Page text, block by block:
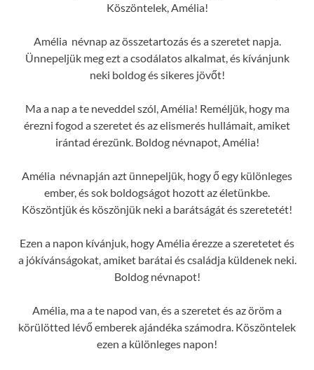
Köszöntelek, Amélia!
Amélia névnap az összetartozás és a szeretet napja.
Ünnepeljük meg ezt a csodálatos alkalmat, és kívánjunk
neki boldog és sikeres jövőt!
Ma a nap a te neveddel szól, Amélia! Reméljük, hogy ma
érezni fogod a szeretet és az elismerés hullámait, amiket
irántad érezünk. Boldog névnapot, Amélia!
Amélia névnapján azt ünnepeljük, hogy ő egy különleges
ember, és sok boldogságot hozott az életünkbe.
Köszöntjük és köszönjük neki a barátságát és szeretetét!
Ezen a napon kívánjuk, hogy Amélia érezze a szeretetet és
a jókívánságokat, amiket barátai és családja küldenek neki.
Boldog névnapot!
Amélia, ma a te napod van, és a szeretet és az öröm a
körülötted lévő emberek ajándéka számodra. Köszöntelek
ezen a különleges napon!